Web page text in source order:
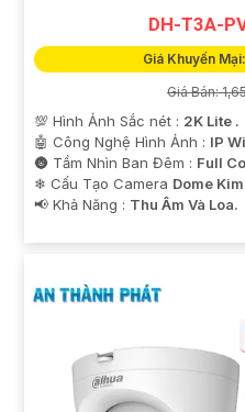
DH-T3A-
Giá Khuyến
Giá Bán:
💯 Hình Ảnh Sắc nét : 2K Lite .
🤖️ Công Nghệ Hình Ảnh : IP
🌚 Tầm Nhìn Ban Đêm : Full
❄ Cấu Tạo Camera Dome
️📢 Khả Năng : Thu Âm Và Loa.